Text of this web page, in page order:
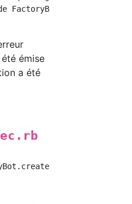
émise
a été